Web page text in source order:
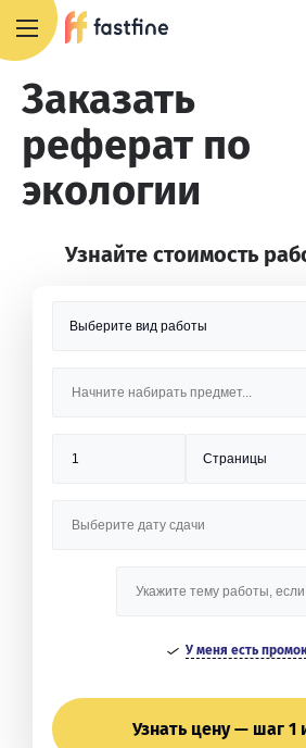
Заказать
реферат по
экологии
Узнайте стоимость
У меня есть
Узнать цену — шаг 1